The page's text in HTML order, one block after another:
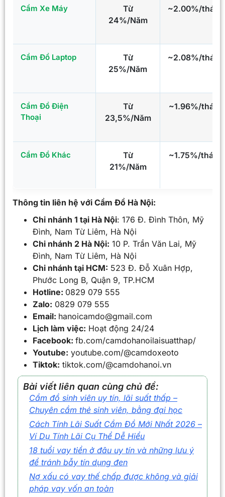
Cầm Xe Máy
Từ
24%/Năm
~2.00%/tháng
Cầm Đồ Laptop
Từ
25%/Năm
~2.08%/tháng
Cầm Đồ Điện
Thoại
Từ
23,5%/Năm
~1.96%/tháng
Cầm Đồ Khác
Từ
21%/Năm
~1.75%/tháng
Thông tin liên hệ với Cầm Đồ Hà Nội:
Chi nhánh 1 tại Hà Nội: 176 Đ. Đình Thôn, Mỹ
Đình, Nam Từ Liêm, Hà Nội
Chi nhánh 2 Hà Nội: 10 P. Trần Văn Lai, Mỹ
Đình, Nam Từ Liêm, Hà Nội
Chi nhánh tại HCM: 523 Đ. Đỗ Xuân Hợp,
Phước Long B, Quận 9, TP.HCM
Hotline: 0829 079 555
Zalo: 0829 079 555
Email: hanoicamdo@gmail.com
Lịch làm việc: Hoạt động 24/24
Facebook: fb.com/camdohanoilaisuatthap/
Youtube: youtube.com/@camdoxeoto
Tiktok: tiktok.com/@camdohanoi.vn
Bài viết liên quan cùng chủ đề:
Cầm đồ sinh viên uy tín, lãi suất thấp –
Chuyên cầm thẻ sinh viên, bằng đại học
Cách Tính Lãi Suất Cầm Đồ Mới Nhất 2026 –
Ví Dụ Tính Lãi Cụ Thể Dễ Hiểu
18 tuổi vay tiền ở đâu uy tín và những lưu ý
để tránh bẫy tín dụng đen
Nợ xấu có vay thế chấp được không và giải
pháp vay vốn an toàn